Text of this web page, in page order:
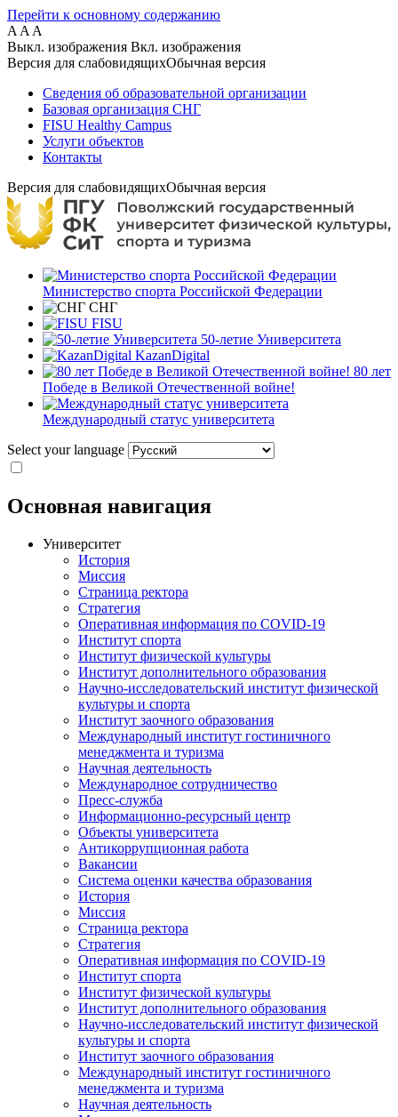
Перейти к основному содержанию
A A A
Выкл. изображения Вкл. изображения
Версия для слабовидящихОбычная версия
Сведения об образовательной организации
Базовая организация СНГ
FISU Healthy Campus
Услуги объектов
Контакты
Версия для слабовидящихОбычная версия
Министерство спорта Российской Федерации
СНГ
FISU
50-летие Университета
KazanDigital
80 лет
Победе в Великой Отечественной войне!
Международный статус университета
Select your language
Основная навигация
Университет
История
Миссия
Страница ректора
Стратегия
Оперативная информация по COVID-19
Институт спорта
Институт физической культуры
Институт дополнительного образования
Научно-исследовательский институт физической
культуры и спорта
Институт заочного образования
Международный институт гостиничного
менеджмента и туризма
Научная деятельность
Международное сотрудничество
Пресс-служба
Информационно-ресурсный центр
Объекты университета
Антикоррупционная работа
Вакансии
Система оценки качества образования
История
Миссия
Страница ректора
Стратегия
Оперативная информация по COVID-19
Институт спорта
Институт физической культуры
Институт дополнительного образования
Научно-исследовательский институт физической
культуры и спорта
Институт заочного образования
Международный институт гостиничного
менеджмента и туризма
Научная деятельность